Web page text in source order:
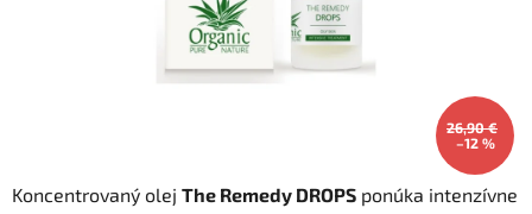
Koncentrovaný olej The Remedy DROPS ponúka intenzívne
26,90 €
–12 %